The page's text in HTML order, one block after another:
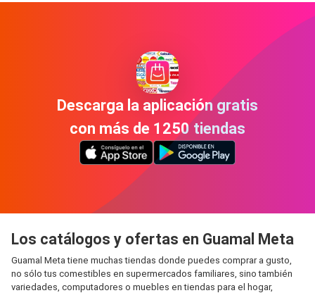
Descarga la aplicación gratis
con más de 1250 tiendas
Los catálogos y ofertas en Guamal Meta
Guamal Meta tiene muchas tiendas donde puedes comprar a gusto,
no sólo tus comestibles en supermercados familiares, sino también
variedades, computadores o muebles en tiendas para el hogar,